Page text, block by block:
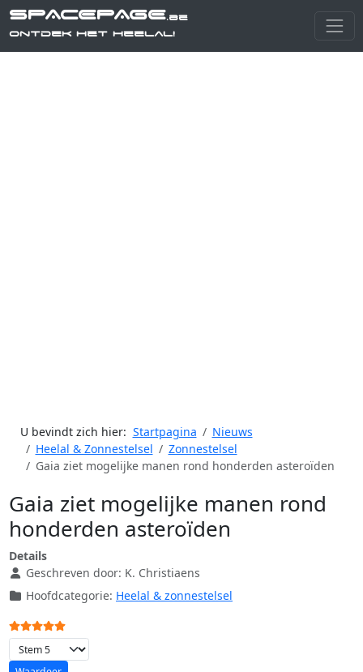
SPACEPAGE.be
Ontdek het heelal!
U bevindt zich hier: Startpagina
Nieuws
Heelal & Zonnestelsel
Zonnestelsel
Gaia ziet mogelijke manen rond honderden asteroïden
Gaia ziet mogelijke manen rond
honderden asteroïden
Details
Geschreven door: K. Christiaens
Hoofdcategorie: Heelal & zonnestelsel
Gebruikerswaardering:
Voeg waardering toe